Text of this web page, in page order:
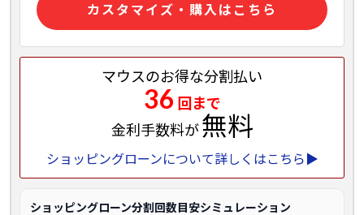
カスタマイズ・購入はこちら
マウスのお得な分割払い
36 回まで
金利手数料が無料
ショッピングローンについて詳しくはこちら▶
ショッピングローン分割回数目安シミュレーション